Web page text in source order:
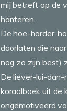
mij betreft op de
hanteren.
De hoe-harder-
doorlaten die
nog zo zijn best)
De liever-lui-dan-
koraalboek uit de
ongemotiveerd